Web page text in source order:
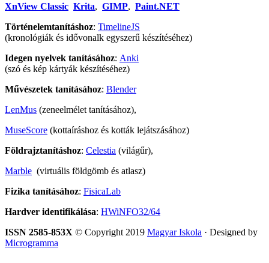
XnView Classic Krita, GIMP, Paint.NET
Történelemtanításhoz: TimelineJS
(kronológiák és idővonalk egyszerű készítéséhez)
Idegen nyelvek tanításához: Anki
(szó és kép kártyák készítéséhez)
Művészetek tanításához: Blender
LenMus (zeneelmélet tanításához),
MuseScore (kottaíráshoz és kották lejátszásához)
Földrajztanításhoz: Celestia (világűr),
Marble (virtuális földgömb és atlasz)
Fizika tanításához: FisicaLab
Hardver identifikálása: HWiNFO32/64
ISSN 2585-853X © Copyright 2019 Magyar Iskola · Designed by
Microgramma